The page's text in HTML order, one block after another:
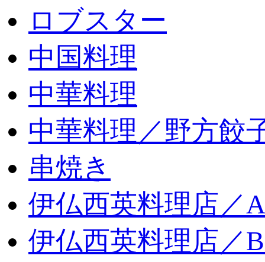
ロブスター
中国料理
中華料理
中華料理／野方餃
串焼き
伊仏西英料理店／
伊仏西英料理店／